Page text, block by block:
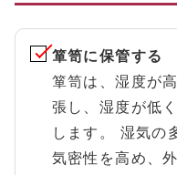
箪笥に保管する
箪笥は、湿度が
張し、湿度が低
します。 湿気の
気密性を高め、